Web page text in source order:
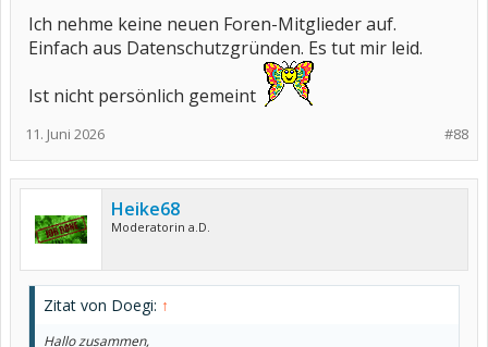
Ich nehme keine neuen Foren-Mitglieder auf.
Einfach aus Datenschutzgründen. Es tut mir leid.
Ist nicht persönlich gemeint
#88
11. Juni 2026
Heike68
Moderatorin a.D.
Zitat von Doegi: ↑
Hallo zusammen,